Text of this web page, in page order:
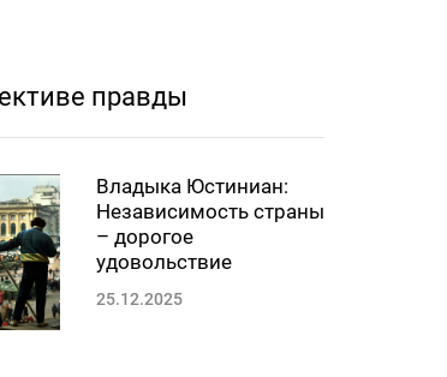
правды
Владыка Юстиниан:
Независимость страны
– дорогое
удовольствие
25.12.2025